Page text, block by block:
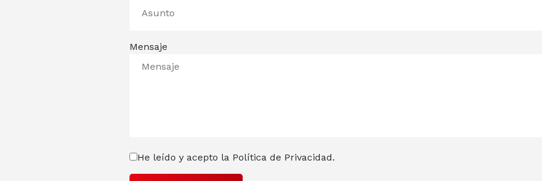
Mensaje
He leído y acepto la Política de Privacidad.